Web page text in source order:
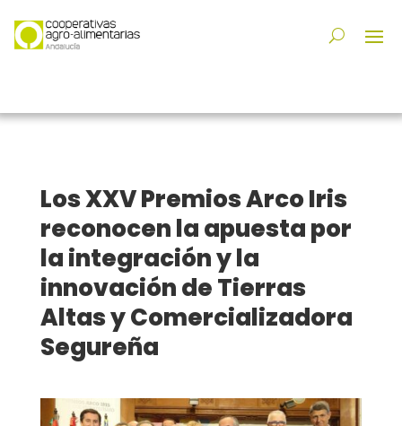
Los XXV Premios Arco Iris
reconocen la apuesta por
la integración y la
innovación de Tierras
Altas y Comercializadora
Segureña